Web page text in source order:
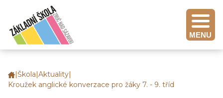
MENU
Základní
škola
Škola Aktuality
Kroužek anglické konverzace pro žáky 7. - 9. tříd